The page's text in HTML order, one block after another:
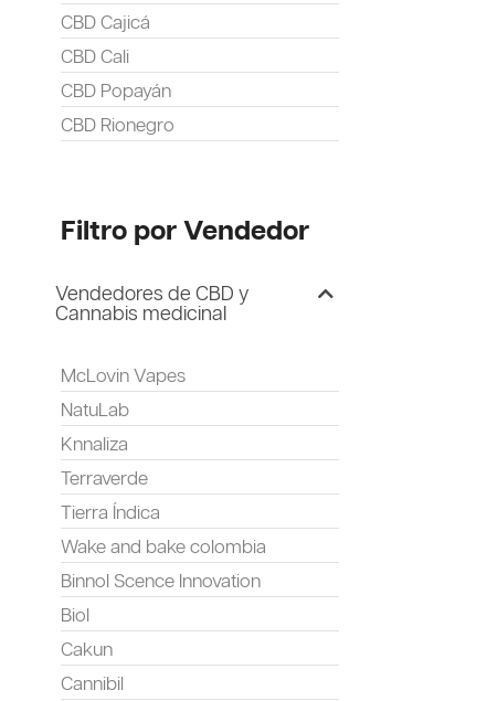
CBD Cajicá
CBD Cali
CBD Popayán
CBD Rionegro
Filtro por Vendedor
Vendedores de CBD y
Cannabis medicinal
McLovin Vapes
NatuLab
Knnaliza
Terraverde
Tierra Índica
Wake and bake colombia
Binnol Scence Innovation
Biol
Cakun
Cannibil